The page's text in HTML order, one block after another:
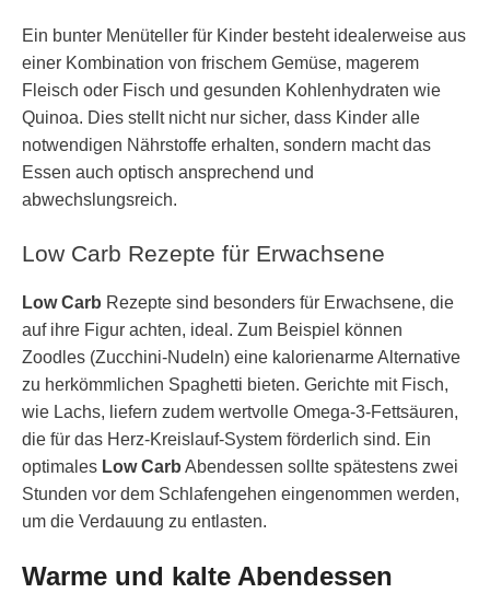
Ein bunter Menüteller für Kinder besteht idealerweise aus
einer Kombination von frischem Gemüse, magerem
Fleisch oder Fisch und gesunden Kohlenhydraten wie
Quinoa. Dies stellt nicht nur sicher, dass Kinder alle
notwendigen Nährstoffe erhalten, sondern macht das
Essen auch optisch ansprechend und
abwechslungsreich.
Low Carb Rezepte für Erwachsene
Low Carb Rezepte sind besonders für Erwachsene, die
auf ihre Figur achten, ideal. Zum Beispiel können
Zoodles (Zucchini-Nudeln) eine kalorienarme Alternative
zu herkömmlichen Spaghetti bieten. Gerichte mit Fisch,
wie Lachs, liefern zudem wertvolle Omega-3-Fettsäuren,
die für das Herz-Kreislauf-System förderlich sind. Ein
optimales Low Carb Abendessen sollte spätestens zwei
Stunden vor dem Schlafengehen eingenommen werden,
um die Verdauung zu entlasten.
Warme und kalte Abendessen